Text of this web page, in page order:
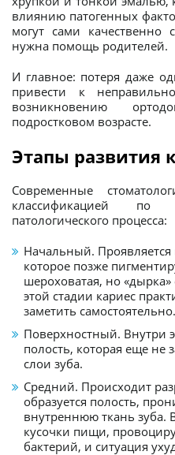
влиянию патогенных
могут сами
нужна помощь родителей.
И главное: потеря даже
привести к
возникновению
подростковом возрасте.
Этапы развития
Современные
классификацией по
патологического процесса:
Начальный. Проявляется
которое позже
шероховатая, но
этой стадии кариес
заметить самостоятельно.
Поверхностный. Внутри
полость, которая еще не
слои зуба.
Средний. Происходит
образуется полость,
внутреннюю ткань зуба.
кусочки пищи,
бактерий, и ситуация